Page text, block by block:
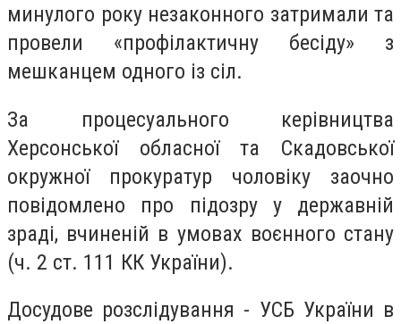
минулого року незаконного затримали та
провели «профілактичну бесіду» з
мешканцем одного із сіл.
За процесуального керівництва
Херсонської обласної та Скадовської
окружної прокуратур чоловіку заочно
повідомлено про підозру у державній
зраді, вчиненій в умовах воєнного стану
(ч. 2 ст. 111 КК України).
Досудове розслідування - УСБ України в